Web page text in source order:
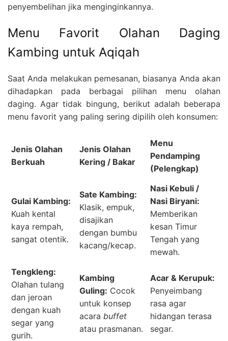
penyembelihan jika menginginkannya.
Menu Favorit Olahan Daging
Kambing untuk Aqiqah
Saat Anda melakukan pemesanan, biasanya Anda akan
dihadapkan pada berbagai pilihan menu olahan
daging. Agar tidak bingung, berikut adalah beberapa
menu favorit yang paling sering dipilih oleh konsumen:
Jenis Olahan
Berkuah
Jenis Olahan
Kering / Bakar
Menu
Pendamping
(Pelengkap)
Gulai Kambing:
Kuah kental
kaya rempah,
sangat otentik.
Sate Kambing:
Klasik, empuk,
disajikan
dengan bumbu
kacang/kecap.
Nasi Kebuli /
Nasi Biryani:
Memberikan
kesan Timur
Tengah yang
mewah.
Tengkleng:
Olahan tulang
dan jeroan
dengan kuah
segar yang
gurih.
Kambing
Guling: Cocok
untuk konsep
acara buffet
atau prasmanan.
Acar & Kerupuk:
Penyeimbang
rasa agar
hidangan terasa
segar.